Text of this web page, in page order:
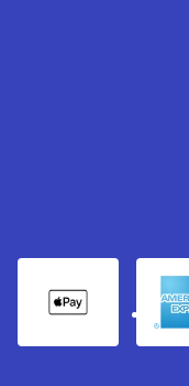
American express
Pay